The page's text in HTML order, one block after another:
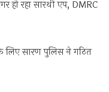
हो रहा सारथी एप, DMRC
लिए सारण पुलिस ने गठित